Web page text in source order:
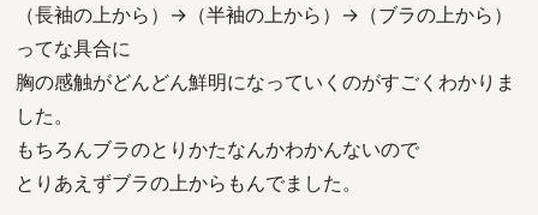
（長袖の上から）→（半袖の上から）→（ブラの上から）
ってな具合に
胸の感触がどんどん鮮明になっていくのがすごくわかりま
した。
もちろんブラのとりかたなんかわかんないので
とりあえずブラの上からもんでました。